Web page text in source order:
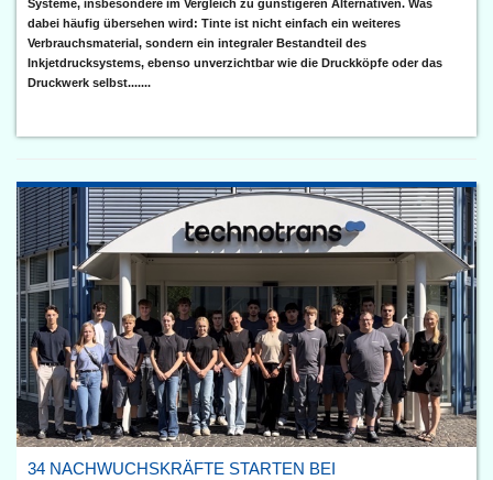
Systeme, insbesondere im Vergleich zu günstigeren Alternativen. Was
dabei häufig übersehen wird: Tinte ist nicht einfach ein weiteres
Verbrauchsmaterial, sondern ein integraler Bestandteil des
Inkjetdrucksystems, ebenso unverzichtbar wie die Druckköpfe oder das
Druckwerk selbst.......
34 NACHWUCHSKRÄFTE STARTEN BEI